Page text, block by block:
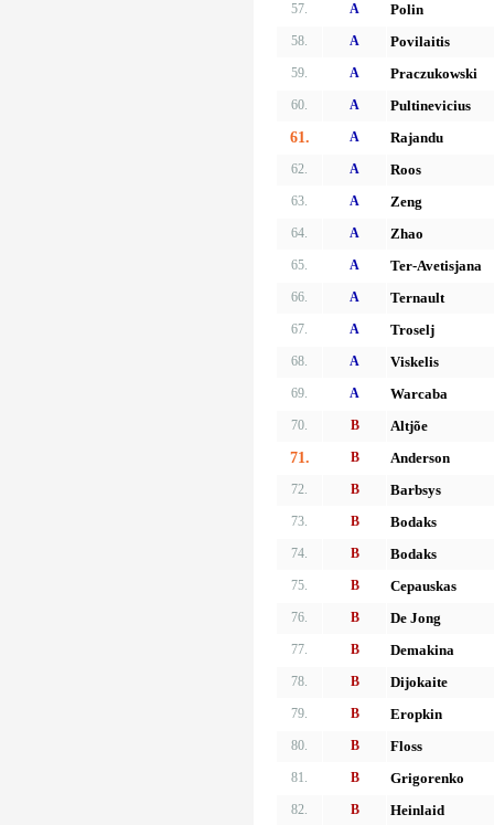
57. A Polin
58. A Povilaitis
59. A Praczukowski
60. A
Pultinevicius
61.
A Rajandu
62. A Roos
63. A Zeng
64. A Zhao
65. A Ter-Avetisjana
66. A Ternault
67. A Troselj
68. A Viskelis
69. A Warcaba
70. B
Altjõe
71.
B Anderson
72. B Barbsys
73. B Bodaks
74. B Bodaks
75. B Cepauskas
76. B De Jong
77. B Demakina
78. B Dijokaite
79. B Eropkin
80. B Floss
81. B Grigorenko
82. B Heinlaid